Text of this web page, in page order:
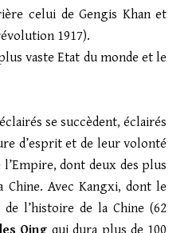
celui de Gengis Khan et
1917).
vaste Etat du monde et le
se succèdent, éclairés
d’esprit et de leur volonté
dont deux des plus
Chine. Avec Kangxi, dont le
l’histoire de la Chine (62
Qingqui dura plus de 100